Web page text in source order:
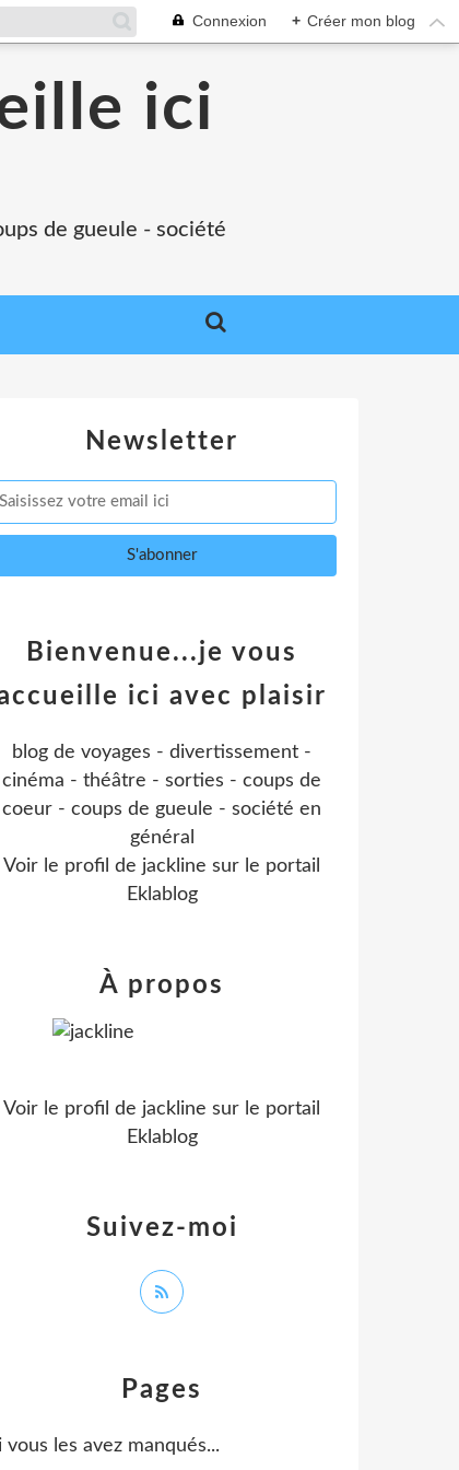
Connexion + Créer mon blog
ici
de gueule - société
Newsletter
Pages
vous les avez manqués...
Bienvenue...je vous
ici avec plaisir
blog de voyages - divertissement -
cinéma - théâtre - sorties - coups de
coeur - coups de gueule - société en
général
Voir le profil de jackline sur le portail
Eklablog
Suivez-moi
À propos
Voir le profil de jackline sur le portail
Eklablog